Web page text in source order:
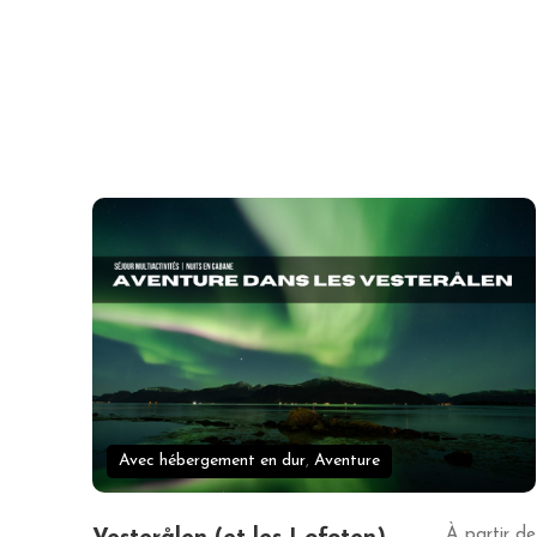
Avec hébergement en dur, Aventure